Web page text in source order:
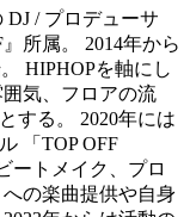
DJ / プロデューサ
所属。 2014年から
HIPHOPを軸にし
気、フロアの流
する。 2020年には
「TOP OFF
ートメイク、プロ
の楽曲提供や自身